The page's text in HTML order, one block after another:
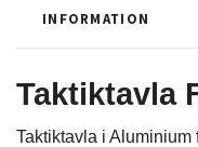
INFORMATION
Taktiktavla
Taktiktavla i Aluminium